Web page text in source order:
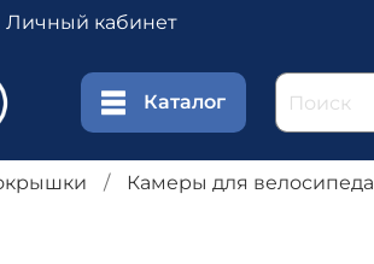
Личный кабинет
Каталог
Камеры для велосипеда